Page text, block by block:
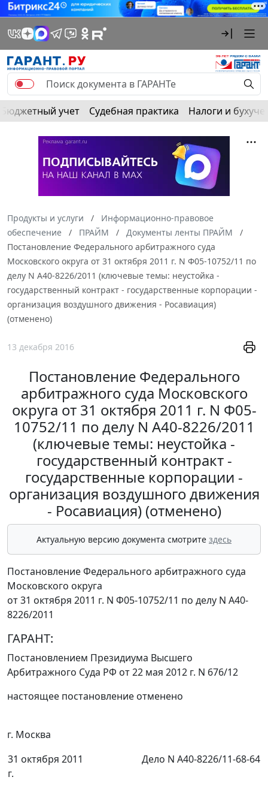
Бюджетный учет Судебная практика Налоги и
Продукты и услуги
Информационно-правовое
обеспечение
ПРАЙМ
Документы ленты ПРАЙМ
Постановление Федерального арбитражного суда
Московского округа от 31 октября 2011 г. N Ф05-10752/11 по
делу N А40-8226/2011 (ключевые темы: неустойка -
государственный контракт - государственные корпорации -
организация воздушного движения - Росавиация)
(отменено)
13 декабря 2016
Постановление Федерального
арбитражного суда Московского
округа от 31 октября 2011 г. N Ф05-
10752/11 по делу N А40-8226/2011
(ключевые темы: неустойка -
государственный контракт -
государственные корпорации -
организация воздушного движения
- Росавиация) (отменено)
Актуальную версию документа смотрите здесь
Постановление Федерального арбитражного суда
Московского округа
от 31 октября 2011 г. N Ф05-10752/11 по делу N А40-
8226/2011
ГАРАНТ:
Постановлением Президиума Высшего
Арбитражного Суда РФ от 22 мая 2012 г. N 676/12
настоящее постановление отменено
г. Москва
31 октября 2011
г.
Дело N А40-8226/11-68-64